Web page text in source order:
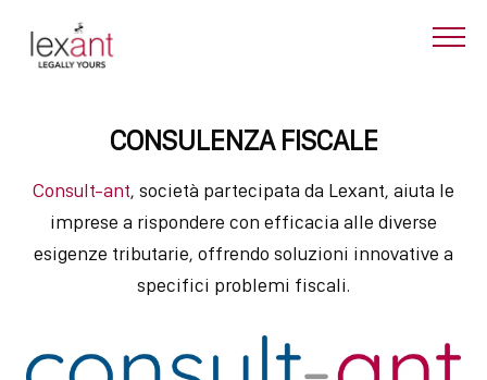
CONSULENZA FISCALE
Consult-ant, società partecipata da Lexant, aiuta le
imprese a rispondere con efficacia alle diverse
esigenze tributarie, offrendo soluzioni innovative a
specifici problemi fiscali.